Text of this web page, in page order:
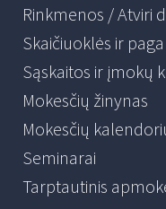
Rinkmenos / Atviri
Skaičiuoklės ir
Sąskaitos ir įmokų
Mokesčių žinynas
Mokesčių
Seminarai
Tarptautinis